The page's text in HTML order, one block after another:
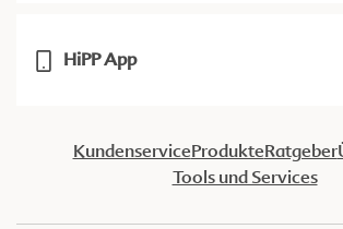
HiPP App
KundenserviceProdukteRatgeber
Tools und Services